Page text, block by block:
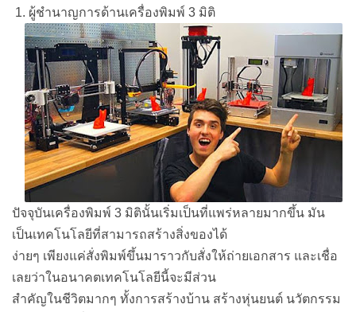
1. ผู้ชำนาญการด้านเครื่องพิมพ์ 3 มิติ
ปัจจุบันเครื่องพิมพ์ 3 มิตินั้นเริ่มเป็นที่แพร่หลายมากขึ้น มัน
เป็นเทคโนโลยีที่สามารถสร้างสิ่งของได้
ง่ายๆ เพียงแค่สั่งพิมพ์ขึ้นมาราวกับสั่งให้ถ่ายเอกสาร และเชื่อ
เลยว่าในอนาคตเทคโนโลยีนี้จะมีส่วน
สำคัญในชีวิตมากๆ ทั้งการสร้างบ้าน สร้างหุ่นยนต์ นวัตกรรม